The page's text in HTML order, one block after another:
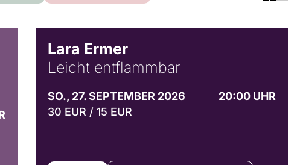
Lara Ermer
Leicht entflammbar
SO., 27. SEPTEMBER 2026
20:00 UHR
30 EUR / 15 EUR